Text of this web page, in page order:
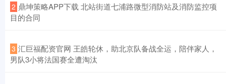
2 ​鼎坤策略APP下载 北站街道七浦路微型消防站及消防监控项
目的合同
3 ​汇巨福配资官网 王皓轮休，助北京队备战全运，陪伴家人，
男队3小将法国赛全遭淘汰